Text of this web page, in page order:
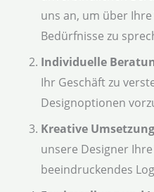
uns an, um über
Bedürfnisse zu
Individuelle
Ihr Geschäft zu
Designoptionen
Kreative
unsere Designer
beeindruckendes